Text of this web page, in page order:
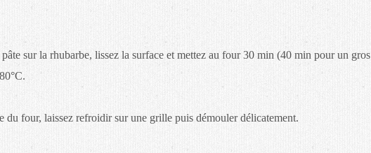
pâte sur la rhubarbe, lissez la surface et mettez au four 30 min (40 min pour un gros
du four, laissez refroidir sur une grille puis démouler délicatement.